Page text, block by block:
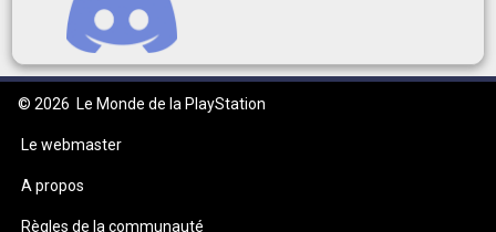
© 2026 Le Monde de la PlayStation
Le webmaster
A propos
Règles de la communauté